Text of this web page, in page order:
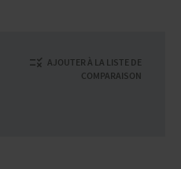
AJOUTER À LA LISTE DE
COMPARAISON